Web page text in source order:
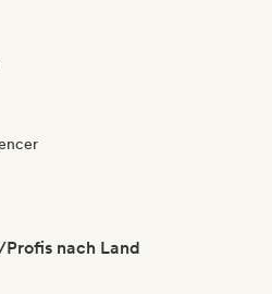
nach Land